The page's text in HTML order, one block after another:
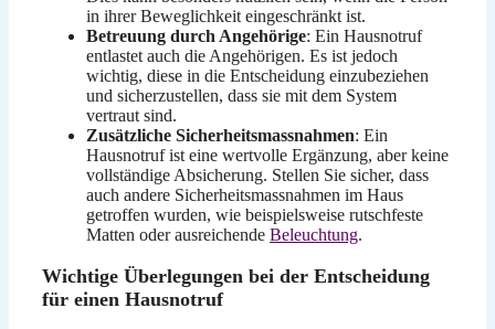
in ihrer Beweglichkeit eingeschränkt ist.
Betreuung durch Angehörige: Ein Hausnotruf
entlastet auch die Angehörigen. Es ist jedoch
wichtig, diese in die Entscheidung einzubeziehen
und sicherzustellen, dass sie mit dem System
vertraut sind.
Zusätzliche Sicherheitsmassnahmen: Ein
Hausnotruf ist eine wertvolle Ergänzung, aber keine
vollständige Absicherung. Stellen Sie sicher, dass
auch andere Sicherheitsmassnahmen im Haus
getroffen wurden, wie beispielsweise rutschfeste
Matten oder ausreichende Beleuchtung.
Wichtige Überlegungen bei der Entscheidung
für einen Hausnotruf